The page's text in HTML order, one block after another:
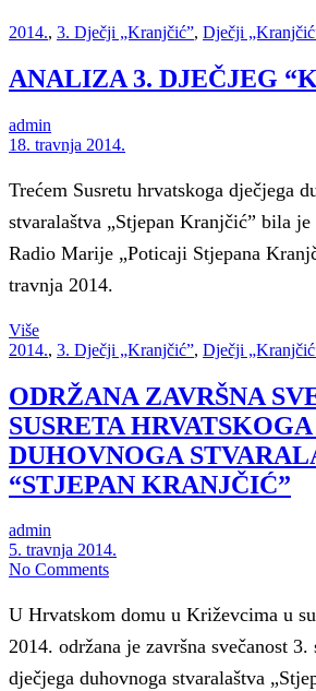
2014., 3. Dječji „Kranjčić”, Dječji
ANALIZA 3. DJEČJEG
admin
18. travnja 2014.
Trećem Susretu hrvatskoga dječjega
stvaralaštva „Stjepan Kranjčić” bila je
Radio Marije „Poticaji Stjepana
travnja 2014.
Više
2014., 3. Dječji „Kranjčić”, Dječji
ODRŽANA ZAVRŠNA
SUSRETA
DUHOVNOGA
“STJEPAN KRANJČIĆ”
admin
5. travnja 2014.
No Comments
U Hrvatskom domu u Križevcima u
2014. održana je završna svečanost 3.
dječjega duhovnoga stvaralaštva